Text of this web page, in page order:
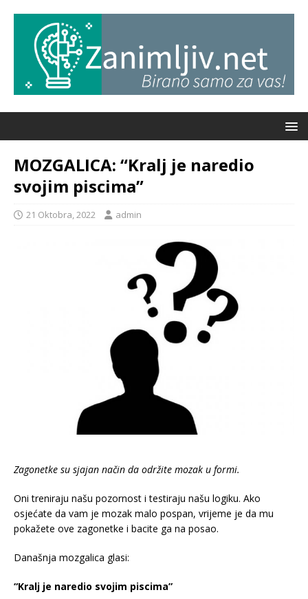
MOZGALICA: “Kralj je naredio
svojim piscima”
21 Oktobra, 2022 admin
Zagonetke su sjajan način da održite mozak u formi.
Oni treniraju našu pozornost i testiraju našu logiku. Ako
osjećate da vam je mozak malo pospan, vrijeme je da mu
pokažete ove zagonetke i bacite ga na posao.
Današnja mozgalica glasi:
“Kralj je naredio svojim piscima”